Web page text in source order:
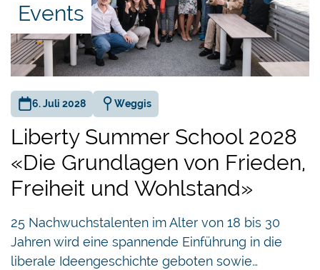
Events
6. Juli 2028 Weggis
Liberty Summer School 2028
«Die Grundlagen von Frieden,
Freiheit und Wohlstand»
25 Nachwuchstalenten im Alter von 18 bis 30
Jahren wird eine spannende Einführung in die
liberale Ideengeschichte geboten sowie…